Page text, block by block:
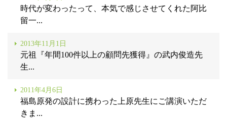
時代が変わったって、本気で感じさせてくれた阿比
留一...
2013年11月1日
元祖『年間100件以上の顧問先獲得』の武内俊造先
生...
2011年4月6日
福島原発の設計に携わった上原先生にご講演いただ
きま...